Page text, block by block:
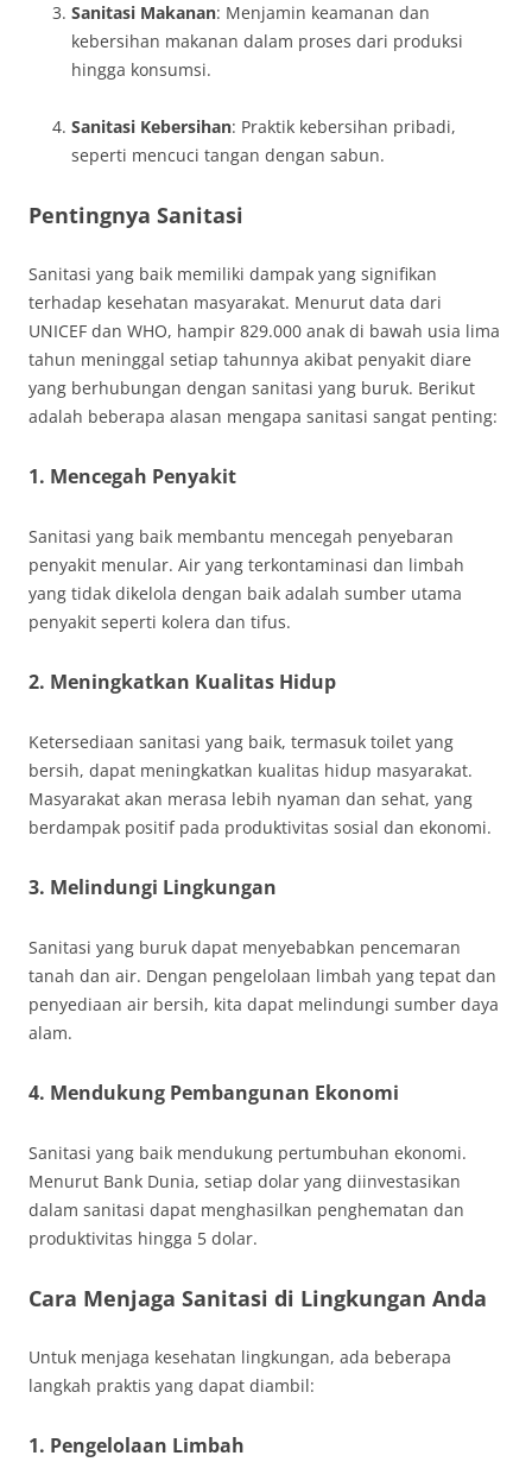
Sanitasi Makanan: Menjamin keamanan dan
kebersihan makanan dalam proses dari produksi
hingga konsumsi.
Sanitasi Kebersihan: Praktik kebersihan pribadi,
seperti mencuci tangan dengan sabun.
Pentingnya Sanitasi
Sanitasi yang baik memiliki dampak yang signifikan
terhadap kesehatan masyarakat. Menurut data dari
UNICEF dan WHO, hampir 829.000 anak di bawah usia lima
tahun meninggal setiap tahunnya akibat penyakit diare
yang berhubungan dengan sanitasi yang buruk. Berikut
adalah beberapa alasan mengapa sanitasi sangat penting:
1. Mencegah Penyakit
Sanitasi yang baik membantu mencegah penyebaran
penyakit menular. Air yang terkontaminasi dan limbah
yang tidak dikelola dengan baik adalah sumber utama
penyakit seperti kolera dan tifus.
2. Meningkatkan Kualitas Hidup
Ketersediaan sanitasi yang baik, termasuk toilet yang
bersih, dapat meningkatkan kualitas hidup masyarakat.
Masyarakat akan merasa lebih nyaman dan sehat, yang
berdampak positif pada produktivitas sosial dan ekonomi.
3. Melindungi Lingkungan
Sanitasi yang buruk dapat menyebabkan pencemaran
tanah dan air. Dengan pengelolaan limbah yang tepat dan
penyediaan air bersih, kita dapat melindungi sumber daya
alam.
4. Mendukung Pembangunan Ekonomi
Sanitasi yang baik mendukung pertumbuhan ekonomi.
Menurut Bank Dunia, setiap dolar yang diinvestasikan
dalam sanitasi dapat menghasilkan penghematan dan
produktivitas hingga 5 dolar.
Cara Menjaga Sanitasi di Lingkungan Anda
Untuk menjaga kesehatan lingkungan, ada beberapa
langkah praktis yang dapat diambil:
1. Pengelolaan Limbah